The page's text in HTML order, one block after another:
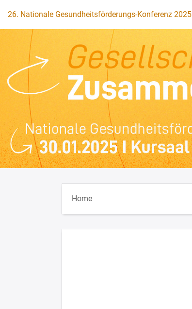
Zur Startseite
26. Nationale Gesundheitsförderungs-Konferenz 2025
Home